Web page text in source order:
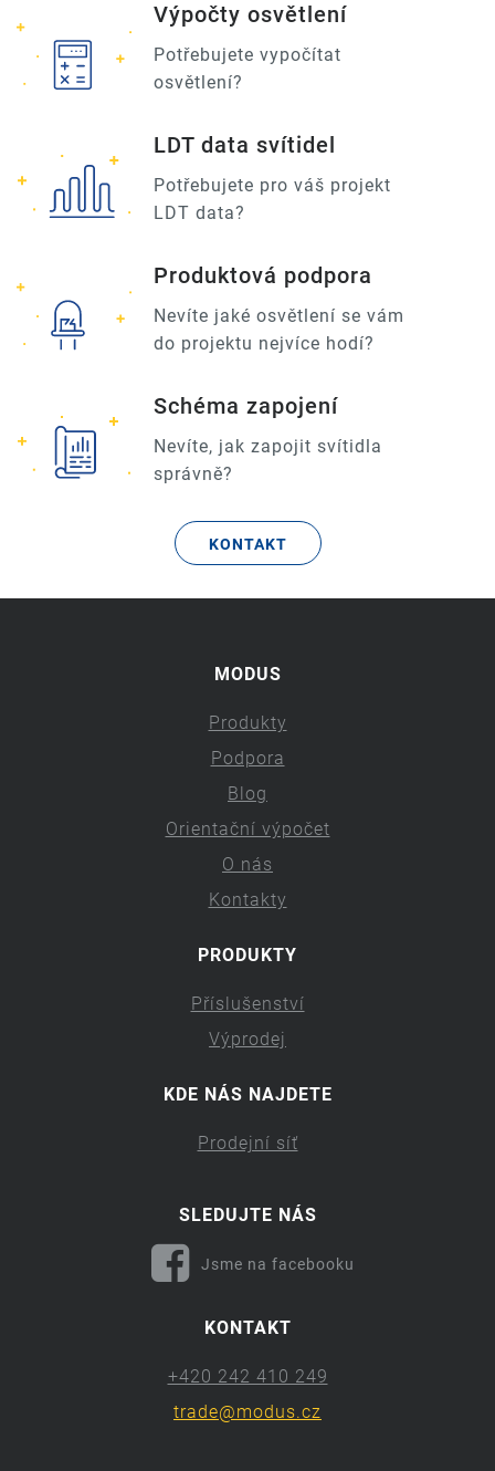
Výpočty osvětlení
Potřebujete vypočítat
osvětlení?
LDT data svítidel
Potřebujete pro váš projekt
LDT data?
Produktová podpora
Nevíte jaké osvětlení se vám
do projektu nejvíce hodí?
Schéma zapojení
Nevíte, jak zapojit svítidla
správně?
KONTAKT
MODUS
Produkty
Podpora
Blog
Orientační výpočet
O nás
Kontakty
PRODUKTY
Příslušenství
Výprodej
KDE NÁS NAJDETE
Prodejní síť
SLEDUJTE NÁS
Jsme na facebooku
KONTAKT
+420 242 410 249
trade@modus.cz